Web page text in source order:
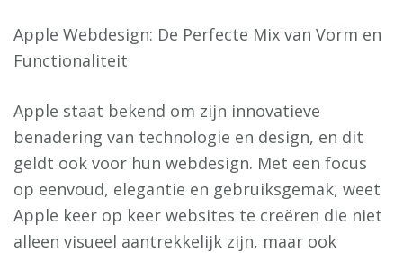
Apple Webdesign: De Perfecte Mix van Vorm en
Functionaliteit
Apple staat bekend om zijn innovatieve
benadering van technologie en design, en dit
geldt ook voor hun webdesign. Met een focus
op eenvoud, elegantie en gebruiksgemak, weet
Apple keer op keer websites te creëren die niet
alleen visueel aantrekkelijk zijn, maar ook